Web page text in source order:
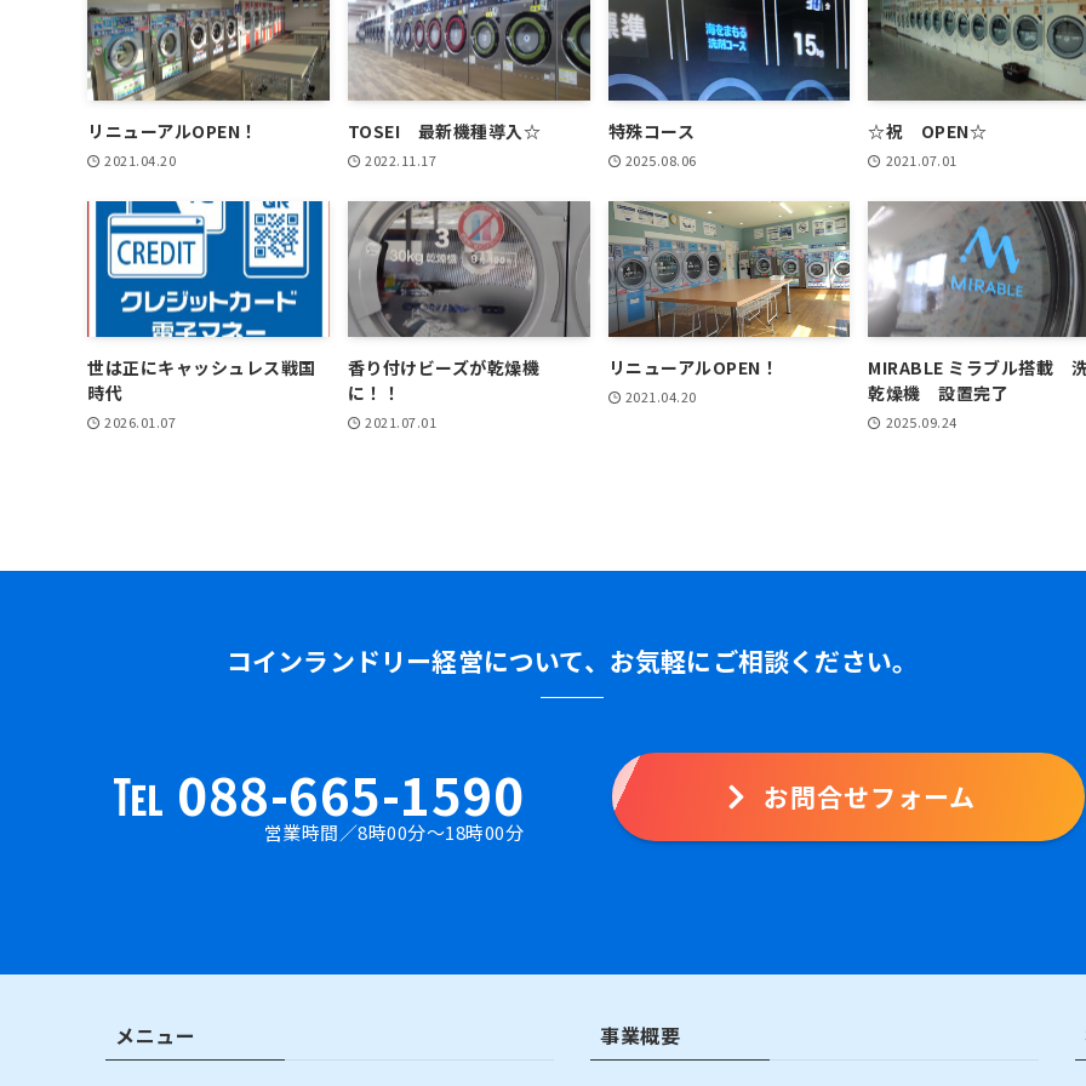
リニューアルOPEN！
2021.04.20
TOSEI 最新機種導入☆
2022.11.17
特殊コース
2025.08.06
☆祝 OPEN☆
2021.07.01
世は正にキャッシュレス戦国
時代
2026.01.07
香り付けビーズが乾燥機
に！！
2021.07.01
リニューアルOPEN！
2021.04.20
MIRABLE ミラブル搭載
乾燥機 設置完了
2025.09.24
コインランドリー経営について、 お気軽にご相談ください。
℡ 088-665-1590
営業時間／8時00分～18時00分
お問合せフォーム
メニュー 事業概要